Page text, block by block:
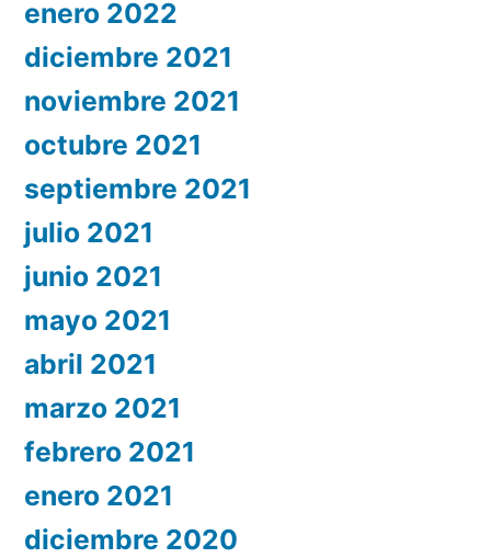
enero 2022
diciembre 2021
noviembre 2021
octubre 2021
septiembre 2021
julio 2021
junio 2021
mayo 2021
abril 2021
marzo 2021
febrero 2021
enero 2021
diciembre 2020